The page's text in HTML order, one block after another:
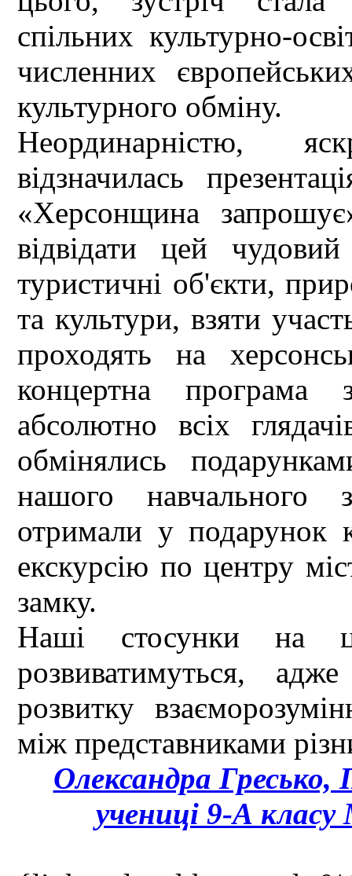
спільних культурно-
численних
культурного обміну.
Неординарністю,
відзначилась
«Херсонщина
відвідати цей
туристичні об'єкти,
та культури, взяти
проходять на
концертна
абсолютно всіх
обмінялись
нашого навчального
отримали у подарунок
екскурсію по центру
замку.
Наші стосунки на
розвиватимуться,
розвитку
між представниками
Олександра Гресько,
учениці 9-А